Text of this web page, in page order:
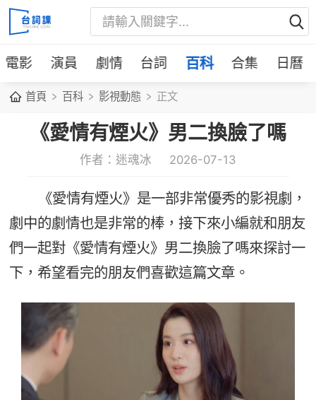
電影 演員 劇情 台詞 百科 合集 日曆
首頁 百科 影視動態 正文
《愛情有煙火》男二換臉了嗎
作者：迷魂冰 2026-07-13
《愛情有煙火》是一部非常優秀的影視劇，
劇中的劇情也是非常的棒，接下來小編就和朋友
們一起對《愛情有煙火》男二換臉了嗎來探討一
下，希望看完的朋友們喜歡這篇文章。